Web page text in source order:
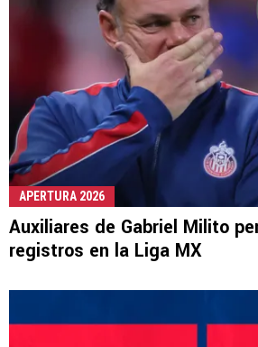
APERTURA 2026
Auxiliares de Gabriel Milito
registros en la Liga MX